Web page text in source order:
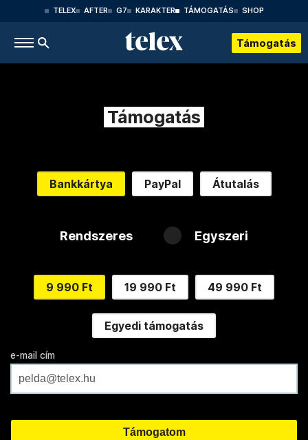
TELEX AFTER G7 KARAKTER TÁMOGATÁS SHOP
Támogatás
Támogatás
Bankkártya PayPal Átutalás
Rendszeres Egyszeri
9 990 Ft 19 990 Ft 49 990 Ft
Egyedi támogatás
e-mail cím